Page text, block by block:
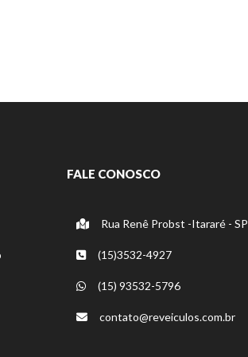
FALE CONOSCO
Rua Renê Probst -Itararé - SP
(15)3532-4927
(15) 93532-5796
contato@reveiculos.com.br